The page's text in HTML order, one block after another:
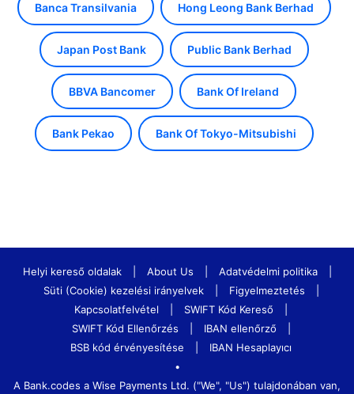
Banca Transilvania Hong Leong Bank Berhad
Japan Post Bank Public Bank Berhad
BBVA Bancomer Bank Of Ireland
Bank Pekao Bank Of Tokyo-Mitsubishi
Helyi kereső oldalak About Us Adatvédelmi politika
Süti (Cookie) kezelési irányelvek
Figyelmeztetés
Kapcsolatfelvétel
SWIFT Kód Kereső
SWIFT Kód Ellenőrzés
IBAN ellenőrző
BSB kód érvényesítése
IBAN Hesaplayıcı
•
A Bank.codes a Wise Payments Ltd. ("We", "Us") tulajdonában van,